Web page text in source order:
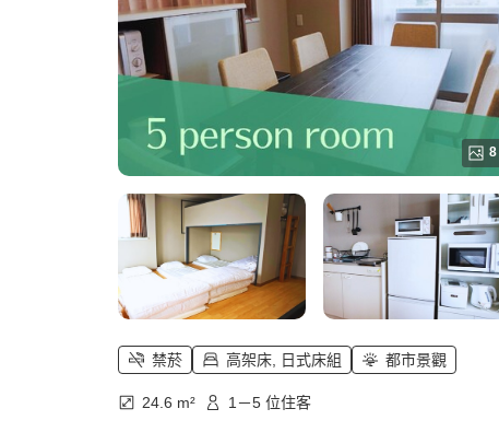
8
禁菸 高架床, 日式床組 都市景觀
24.6 m² 1－5 位住客